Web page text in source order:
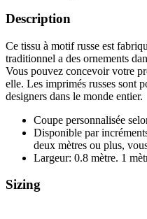
Description
Ce tissu à motif russe est
traditionnel a des ornements
Vous pouvez concevoir votre
elle. Les imprimés russes sont
designers dans le monde entier.
Coupe personnalisée
Disponible par
deux mètres ou plus,
Largeur: 0.8 mètre. 1
Sizing